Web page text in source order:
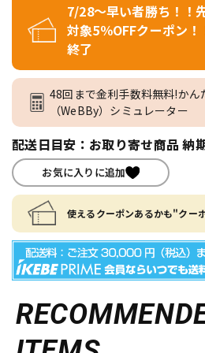
7/28～早い者勝ち！！
対象5％OFFクーポン
終了
48回まで金利手数料無料!かん
（WeBBy）シミュレーター
配送日目安：お取り寄せ商品 納
お気に入りに追加
使えるクーポンあるかも"クー